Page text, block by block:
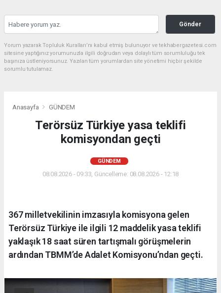
Gönder
Yorum yazarak Topluluk Kuralları’nı kabul etmiş bulunuyor ve tekhabergazetesi.com
sitesine yaptığınız yorumunuzla ilgili doğrudan veya dolaylı tüm sorumluluğu tek
başınıza üstleniyorsunuz. Yazılan tüm yorumlardan site yönetimi hiçbir şekilde
sorumlu tutulamaz.
Anasayfa GÜNDEM
Terörsüz Türkiye yasa teklifi
komisyondan geçti
GÜNDEM
08.08.2026 - 09:33, Güncelleme: 08.08.2026 - 12:18
367 milletvekilinin imzasıyla komisyona gelen
Terörsüz Türkiye ile ilgili 12 maddelik yasa teklifi
yaklaşık 18 saat süren tartışmalı görüşmelerin
ardından TBMM’de Adalet Komisyonu’ndan geçti.